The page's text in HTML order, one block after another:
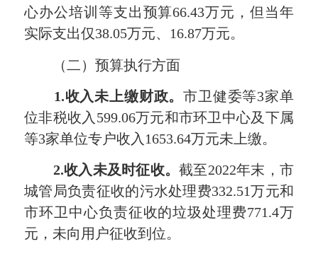
心办公培训等支出预算66.43万元，但当年
实际支出仅38.05万元、16.87万元。
（二）预算执行方面
1.收入未上缴财政。市卫健委等3家单
位非税收入599.06万元和市环卫中心及下属
等3家单位专户收入1653.64万元未上缴。
2.收入未及时征收。截至2022年末，市
城管局负责征收的污水处理费332.51万元和
市环卫中心负责征收的垃圾处理费771.4万
元，未向用户征收到位。